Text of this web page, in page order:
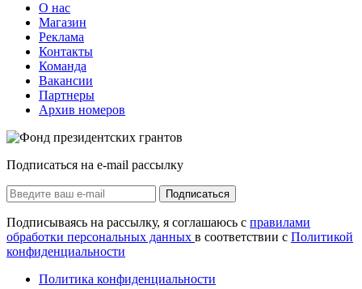
О нас
Магазин
Реклама
Контакты
Команда
Вакансии
Партнеры
Архив номеров
Подписаться на e-mail рассылку
Подписаться
Подписываясь на рассылку, я соглашаюсь с правилами
обработки персональных данных в соответствии с Политикой
конфиденциальности
Политика конфиденциальности